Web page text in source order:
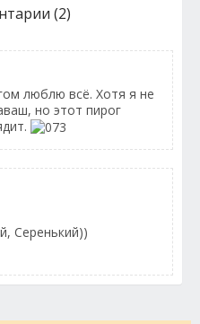
(2)
люблю всё. Хотя я не
но этот пирог
Серенький))